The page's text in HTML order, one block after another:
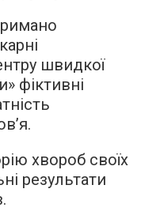
швидкої
фіктивні
хвороб своїх
результати